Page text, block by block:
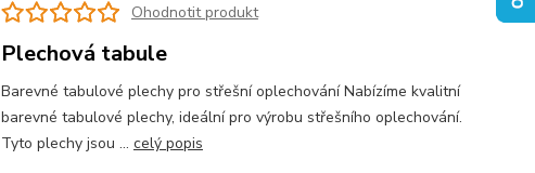
Ohodnotit produkt
Plechová tabule
Barevné tabulové plechy pro střešní oplechování Nabízíme kvalitní
barevné tabulové plechy, ideální pro výrobu střešního oplechování.
Tyto plechy jsou ... celý popis